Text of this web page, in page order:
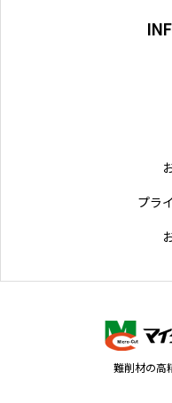
プラ
難削材の高